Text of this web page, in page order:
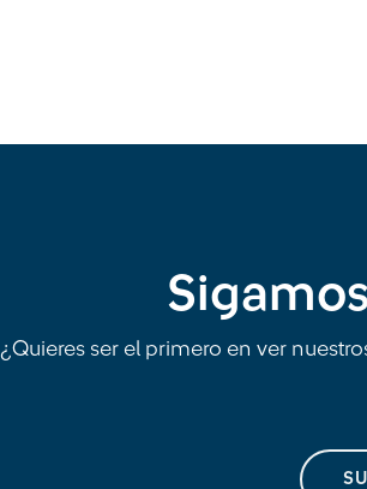
¿Quieres ser el primero en ver